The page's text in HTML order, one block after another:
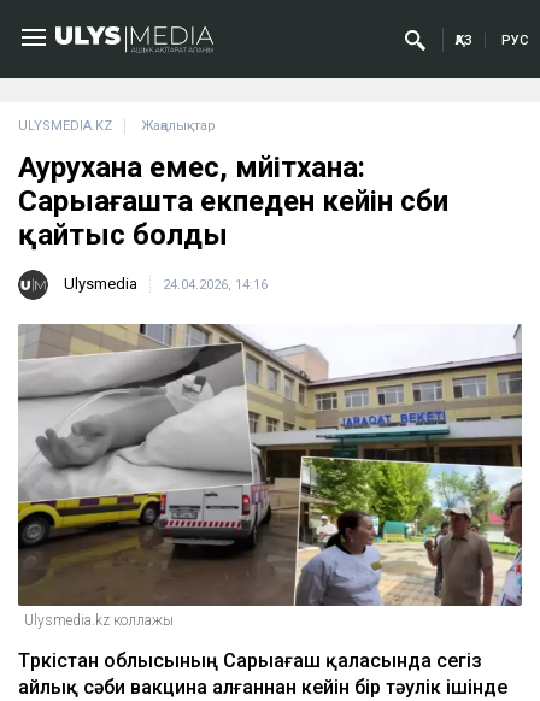
ҚАЗ РУС
ULYSMEDIA.KZ Жаңалықтар
Аурухана емес, мәйітхана:
Сарыағашта екпеден кейін сәби
қайтыс болды
Ulysmedia 24.04.2026, 14:16
Ulysmedia.kz коллажы
Түркістан облысының Сарыағаш қаласында сегіз
айлық сәби вакцина алғаннан кейін бір тәулік ішінде